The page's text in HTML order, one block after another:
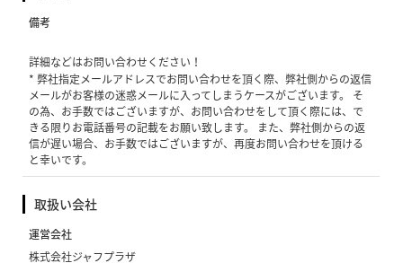
備考
詳細などはお問い合わせください！
* 弊社指定メールアドレスでお問い合わせを頂く際、弊社側からの返信
メールがお客様の迷惑メールに入ってしまうケースがございます。 そ
の為、お手数ではございますが、お問い合わせをして頂く際には、で
きる限りお電話番号の記載をお願い致します。 また、弊社側からの返
信が遅い場合、お手数ではございますが、再度お問い合わせを頂ける
と幸いです。
取扱い会社
運営会社
株式会社ジャフプラザ